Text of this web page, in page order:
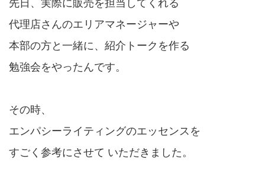
先日、実際に販売を担当してくれる
代理店さんのエリアマネージャーや
本部の方と一緒に、紹介トークを作る
勉強会をやったんです。
その時、
エンパシーライティングのエッセンスを
すごく参考にさせて いただきました。